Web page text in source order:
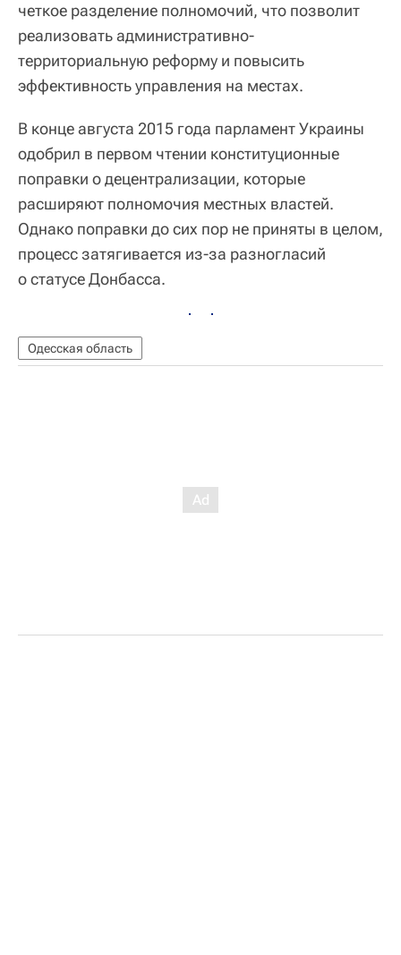
четкое разделение полномочий, что позволит
реализовать административно-
территориальную реформу и повысить
эффективность управления на местах.
В конце августа 2015 года парламент Украины
одобрил в первом чтении конституционные
поправки о децентрализации, которые
расширяют полномочия местных властей.
Однако поправки до сих пор не приняты в целом,
процесс затягивается из-за разногласий
о статусе Донбасса.
Одесская область